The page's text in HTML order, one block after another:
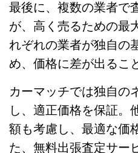
最後に、複数の業者で
が、高く売るための最
れぞれの業者が独自の
め、価格に差が出るこ
カーマッチでは独自の
し、適正価格を保証。
額も考慮し、最適な価
た、無料出張査定サー